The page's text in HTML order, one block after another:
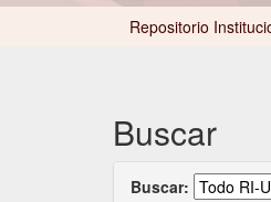
Repositorio
Buscar
Buscar: